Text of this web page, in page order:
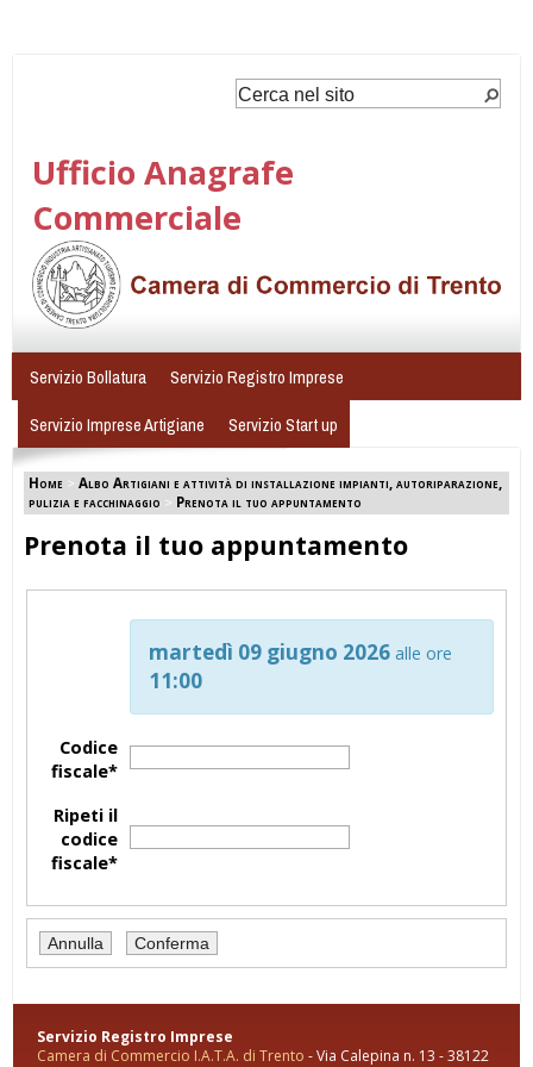
Ufficio Anagrafe
Commerciale
Servizio Bollatura
Servizio Registro Imprese
Servizio Imprese Artigiane
Servizio Start up
Home > Albo Artigiani e attività di installazione impianti, autoriparazione,
pulizia e facchinaggio > Prenota il tuo appuntamento
Prenota il tuo appuntamento
martedì 09 giugno 2026 alle ore
11:00
Codice
fiscale*
Ripeti il
codice
fiscale*
Servizio Registro Imprese
Camera di Commercio I.A.T.A. di Trento - Via Calepina n. 13 - 38122